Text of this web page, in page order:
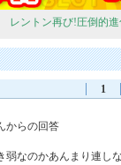
レントン再び!圧倒的
1
からの回答
なのかあんまり連し